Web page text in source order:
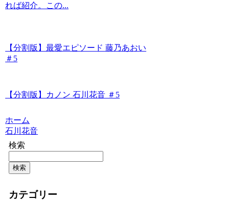
れば紹介。この...
【分割版】最愛エピソード 藤乃あおい
＃5
【分割版】カノン 石川花音 ＃5
ホーム
石川花音
検索
検索
カテゴリー